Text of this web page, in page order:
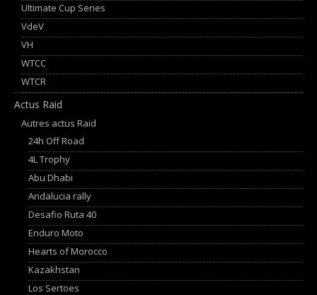
Ultimate Cup Series
VdeV
VH
WTCC
WTCR
Actus Raid
Autres actus Raid
24h Off Road
4L Trophy
Abu Dhabi
Andalucia rally
Desafio Ruta 40
Enduro Moto
Hearts of Morocco
Kazakhstan
Los Sertoes